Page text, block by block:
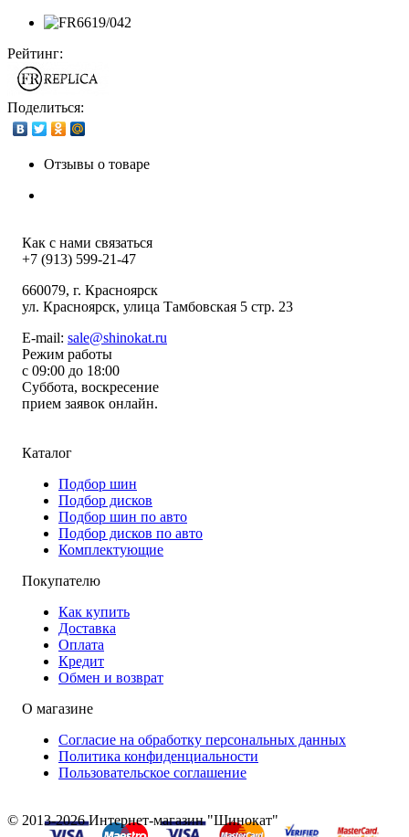
Рейтинг:
Поделиться:
Отзывы о товаре
Как с нами связаться
+7 (913) 599-21-47
660079, г. Красноярск
ул. Красноярск, улица Тамбовская 5 стр. 23
E-mail: sale@shinokat.ru
Режим работы
с 09:00 до 18:00
Суббота, воскресение
прием заявок онлайн.
Каталог
Подбор шин
Подбор дисков
Подбор шин по авто
Подбор дисков по авто
Комплектующие
Покупателю
Как купить
Доставка
Оплата
Кредит
Обмен и возврат
О магазине
Согласие на обработку персональных данных
Политика конфиденциальности
Пользовательское соглашение
© 2013-2026 Интернет-магазин "Шинокат"